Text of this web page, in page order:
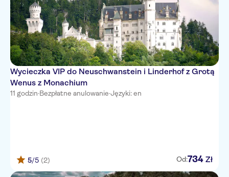
Wycieczka VIP do Neuschwanstein i Linderhof z Grotą
Wenus z Monachium
11 godzin·Bezpłatne anulowanie·Języki: en
5/5 (2) Od:734 Zł